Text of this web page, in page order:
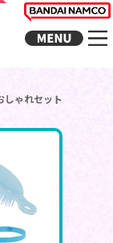
しゃれセット